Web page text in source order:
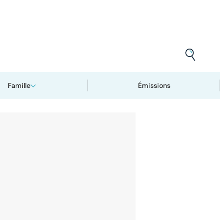
Famille Émissions